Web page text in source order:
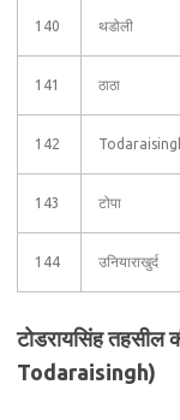
140 थडोली
141 ठाठा
142
143 टोपा
144 उनियाराखुर्द
टोडरायसिंह
Todaraisingh)